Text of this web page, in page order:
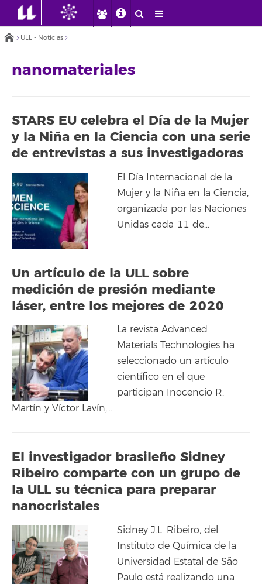
ULL - Noticias
nanomateriales
STARS EU celebra el Día de la Mujer
y la Niña en la Ciencia con una serie
de entrevistas a sus investigadoras
El Día Internacional de la
Mujer y la Niña en la Ciencia,
organizada por las Naciones
Unidas cada 11 de…
Un artículo de la ULL sobre
medición de presión mediante
láser, entre los mejores de 2020
La revista Advanced
Materials Technologies ha
seleccionado un artículo
científico en el que
participan Inocencio R.
Martín y Víctor Lavín,…
El investigador brasileño Sidney
Ribeiro comparte con un grupo de
la ULL su técnica para preparar
nanocristales
Sidney J.L. Ribeiro, del
Instituto de Química de la
Universidad Estatal de São
Paulo está realizando una